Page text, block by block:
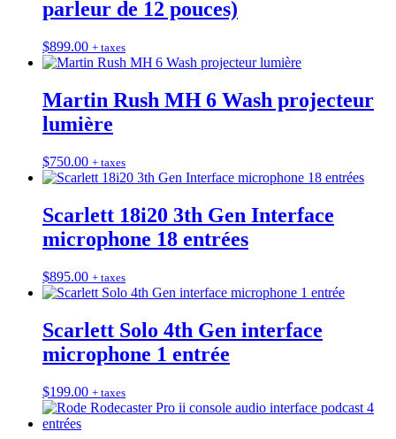
parleur de 12 pouces)
$899.00 + taxes
Martin Rush MH 6 Wash projecteur
lumière
$750.00 + taxes
Scarlett 18i20 3th Gen Interface
microphone 18 entrées
$895.00 + taxes
Scarlett Solo 4th Gen interface
microphone 1 entrée
$199.00 + taxes